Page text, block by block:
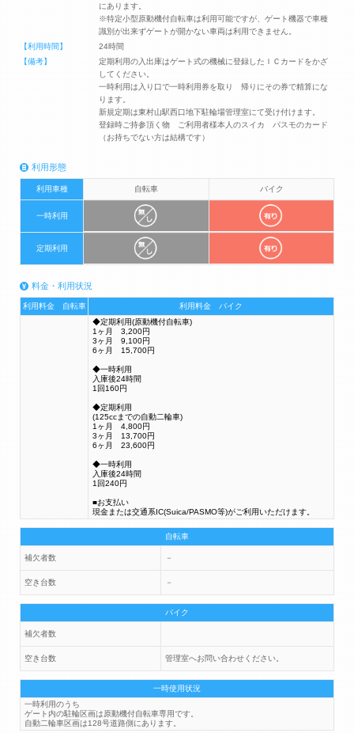
にあります。
※特定小型原動機付自転車は利用可能ですが、ゲート機器で車種
識別が出来ずゲートが開かない車両は利用できません。
【利用時間】
24時間
【備考】
定期利用の入出庫はゲート式の機械に登録したＩＣカードをかざ
してください。
一時利用は入り口で一時利用券を取り 帰りにその券で精算にな
ります。
新規定期は東村山駅西口地下駐輪場管理室にて受け付けます。
登録時ご持参頂く物 ご利用者様本人のスイカ パスモのカード
（お持ちでない方は結構です）
利用形態
利用車種 自転車 バイク
一時利用
定期利用
料金・利用状況
利用料金 自転車
利用料金 バイク
◆定期利用(原動機付自転車)
1ヶ月 3,200円
3ヶ月 9,100円
6ヶ月 15,700円
◆一時利用
入庫後24時間
1回160円
◆定期利用
(125ccまでの自動二輪車)
1ヶ月 4,800円
3ヶ月 13,700円
6ヶ月 23,600円
◆一時利用
入庫後24時間
1回240円
■お支払い
現金または交通系IC(Suica/PASMO等)がご利用いただけます。
自転車
補欠者数 －
空き台数 －
バイク
補欠者数
空き台数 管理室へお問い合わせください。
一時使用状況
一時利用のうち
ゲート内の駐輪区画は原動機付自転車専用です。
自動二輪車区画は128号道路側にあります。